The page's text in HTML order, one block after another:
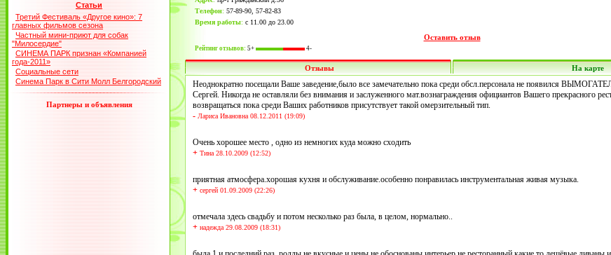
Статьи
Третий Фестиваль «Другое кино»: 7
главных фильмов сезона
Частный мини-приют для собак
"Милосердие"
СИНЕМА ПАРК признан «Компанией
года-2011»
Социальные сети
Синема Парк в Сити Молл Белгородский
Партнеры и объявления
Телефон: 57-89-90, 57-82-83
Время работы: с 11.00 до 23.00
Оставить отзыв
Рейтинг отзывов: 5+ 4-
Отзывы На карте
Неоднократно посещали Ваше заведение,было все замечательно пока среди обсл.персонала не появился
Сергей. Никогда не оставляли без внимания и заслуженного мат.вознаграждения официантов Вашего прекрасного
возвращаться пока среди Ваших работников присутствует такой омерзительный тип.
-Лариса Ивановна 08.12.2011 (19:09)
Очень хорошее место , одно из немногих куда можно сходить
+Тина 28.10.2009 (12:52)
приятная атмосфера.хорошая кухня и обслуживание.особенно понравилась инструментальная живая музыка.
+сергей 01.09.2009 (22:26)
отмечала здесь свадьбу и потом несколько раз была, в целом, нормально..
+надежда 29.08.2009 (18:31)